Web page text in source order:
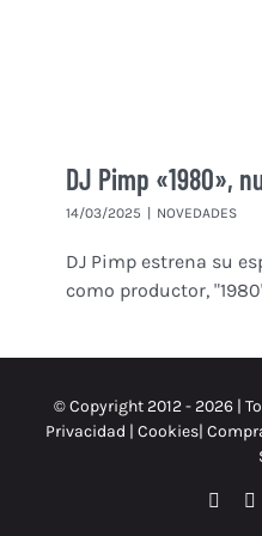
DJ Pimp «1980»,
14/03/2025 | NOVEDADES
DJ Pimp estrena su
como productor,
© Copyright 2012 -2026 |
Privacidad | Cookies|